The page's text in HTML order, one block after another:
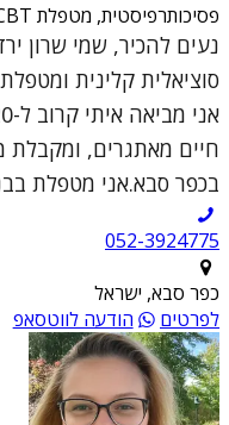
פסיכותרפיסטית, מטפלת CBT
נעים להכיר, שמי שרון
חיים מאתגרים, ומקבלת
בכפר סבא.אני מטפלת
052-3924775
כפר סבא, ישראל
לפרטים
הודעה לווטסאפ